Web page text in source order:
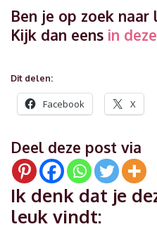
Ben je op zoek naar
Kijk dan eens in
Dit delen:
Facebook X
Deel deze post via
Ik denk dat je
leuk vindt: